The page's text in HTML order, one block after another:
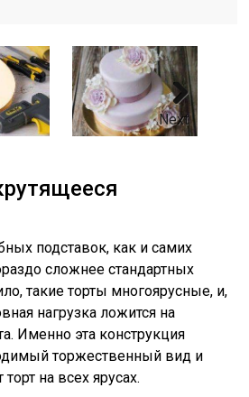
Next
подставок, как и самих
сложнее стандартных
такие торты многоярусные, и,
нагрузка ложится на
Именно эта конструкция
торжественный вид и
на всех ярусах.